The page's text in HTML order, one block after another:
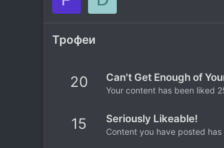
Трофеи
20 Can't Get Enough of
Your content has been liked
15 Seriously Likeable!
Content you have posted